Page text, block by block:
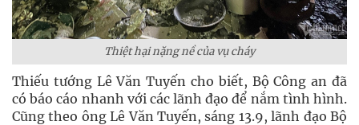
Thiệt hại nặng nề của vụ cháy
Thiếu tướng Lê Văn Tuyến cho biết, Bộ Công an đã
có báo cáo nhanh với các lãnh đạo để nắm tình hình.
Cũng theo ông Lê Văn Tuyến, sáng 13.9, lãnh đạo Bộ